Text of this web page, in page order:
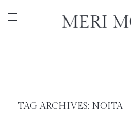
TAG ARCHIVES: NOITA